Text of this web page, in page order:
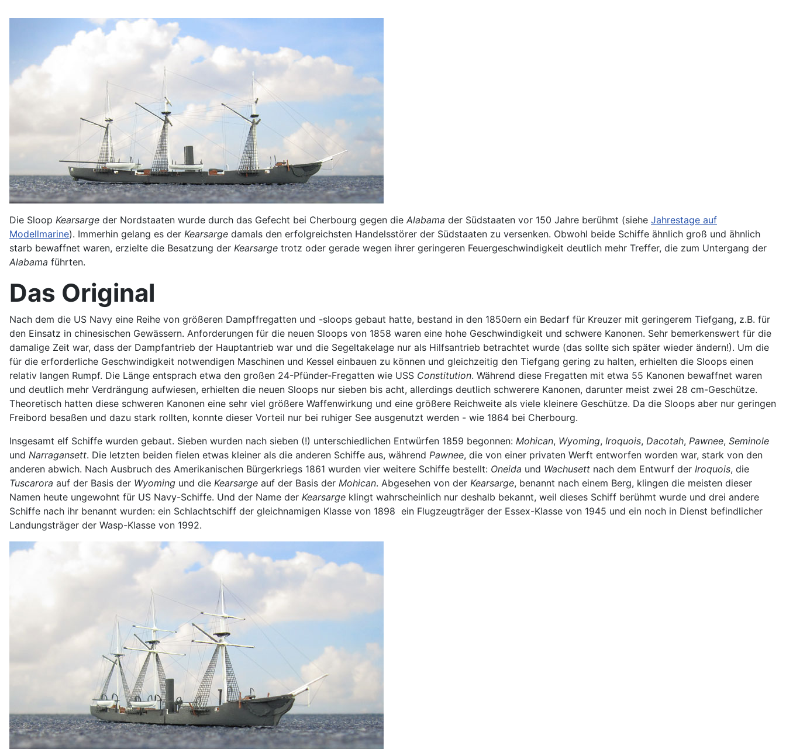
Die Sloop Kearsarge der Nordstaaten wurde durch das Gefecht bei Cherbourg gegen die Alabama der Südstaaten vor 150 Jahre berühmt (siehe Jahrestage auf
Modellmarine). Immerhin gelang es der Kearsarge damals den erfolgreichsten Handelsstörer der Südstaaten zu versenken. Obwohl beide Schiffe ähnlich groß und ähnlich
starb bewaffnet waren, erzielte die Besatzung der Kearsarge trotz oder gerade wegen ihrer geringeren Feuergeschwindigkeit deutlich mehr Treffer, die zum Untergang der
Alabama führten.
Das Original
Nach dem die US Navy eine Reihe von größeren Dampffregatten und -sloops gebaut hatte, bestand in den 1850ern ein Bedarf für Kreuzer mit geringerem Tiefgang, z.B. für
den Einsatz in chinesischen Gewässern. Anforderungen für die neuen Sloops von 1858 waren eine hohe Geschwindigkeit und schwere Kanonen. Sehr bemerkenswert für die
damalige Zeit war, dass der Dampfantrieb der Hauptantrieb war und die Segeltakelage nur als Hilfsantrieb betrachtet wurde (das sollte sich später wieder ändern!). Um die
für die erforderliche Geschwindigkeit notwendigen Maschinen und Kessel einbauen zu können und gleichzeitig den Tiefgang gering zu halten, erhielten die Sloops einen
relativ langen Rumpf. Die Länge entsprach etwa den großen 24-Pfünder-Fregatten wie USS Constitution. Während diese Fregatten mit etwa 55 Kanonen bewaffnet waren
und deutlich mehr Verdrängung aufwiesen, erhielten die neuen Sloops nur sieben bis acht, allerdings deutlich schwerere Kanonen, darunter meist zwei 28 cm-Geschütze.
Theoretisch hatten diese schweren Kanonen eine sehr viel größere Waffenwirkung und eine größere Reichweite als viele kleinere Geschütze. Da die Sloops aber nur geringen
Freibord besaßen und dazu stark rollten, konnte dieser Vorteil nur bei ruhiger See ausgenutzt werden - wie 1864 bei Cherbourg.
Insgesamt elf Schiffe wurden gebaut. Sieben wurden nach sieben (!) unterschiedlichen Entwürfen 1859 begonnen: Mohican, Wyoming, Iroquois, Dacotah, Pawnee, Seminole
und Narragansett. Die letzten beiden fielen etwas kleiner als die anderen Schiffe aus, während Pawnee, die von einer privaten Werft entworfen worden war, stark von den
anderen abwich. Nach Ausbruch des Amerikanischen Bürgerkriegs 1861 wurden vier weitere Schiffe bestellt: Oneida und Wachusett nach dem Entwurf der Iroquois, die
Tuscarora auf der Basis der Wyoming und die Kearsarge auf der Basis der Mohican. Abgesehen von der Kearsarge, benannt nach einem Berg, klingen die meisten dieser
Namen heute ungewohnt für US Navy-Schiffe. Und der Name der Kearsarge klingt wahrscheinlich nur deshalb bekannt, weil dieses Schiff berühmt wurde und drei andere
Schiffe nach ihr benannt wurden: ein Schlachtschiff der gleichnamigen Klasse von 1898 ein Flugzeugträger der Essex-Klasse von 1945 und ein noch in Dienst befindlicher
Landungsträger der Wasp-Klasse von 1992.